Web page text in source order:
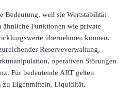
Bedeutung, weil sie Wertstabilität
ähnliche Funktionen wie private
übernehmen können.
Reserveverwaltung,
operativen Störungen
Für bedeutende ART gelten
zu Eigenmitteln, Liquidität,